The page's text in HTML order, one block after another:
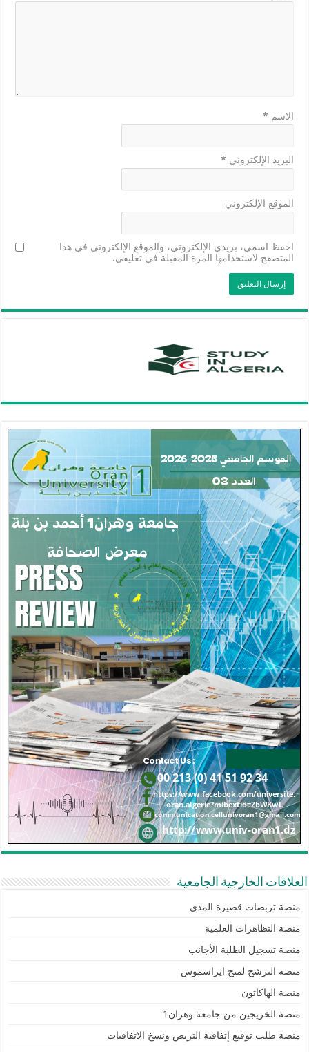
الاسم *
البريد الإلكتروني *
الموقع الإلكتروني
احفظ اسمي، بريدي الإلكتروني، والموقع الإلكتروني في هذا
المتصفح لاستخدامها المرة المقبلة في تعليقي.
العلاقات الخارجية الجامعية
منصة تربصات قصيرة المدى
منصة التظاهرات العلمية
منصة تسجيل الطلبة الأجانب
منصة الترشح لمنح ايراسموس
منصة الهاكاثون
منصة الخريجين من جامعة وهران1
منصة طلب توقيع إتفاقية التربص ونسخ الاتفاقيات